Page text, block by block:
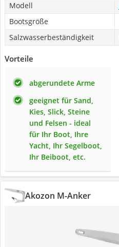
Modell
Bootsgröße
Salzwasserbeständigkeit
Vorteile
abgerundete Arme
geeignet für Sand,
Kies, Slick, Steine
und Felsen - ideal
für Ihr Boot, Ihre
Yacht, Ihr Segelboot,
Ihr Beiboot, etc.
Akozon M-Anker